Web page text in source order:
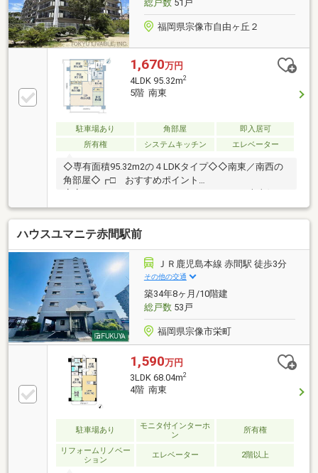
替え先を探しながら、ご自宅の売却が並行して行えま
す！・もちろん査定も無料です♪
総戸数51戸
福岡県宗像市自由ヶ丘２
1,670万円
4LDK 95.32m2
5階 南東
駐車場あり 角部屋
即入居可
所有権
システムキッチン エレベーター
◇専有面積95.32m2の４LDKタイプ◇◇南東／南西の
角部屋◇┏□ おすすめポイント
南西側にバルコニーがあります・６階建の５階部分に
位置し眺望・日当たり良好です・平置きの駐車場１台
分継承できます┏□ 周辺環境・立地環境
┗┻━━━━━━━━━━━━━━━━━・サニー森
林都市店(24時間営業)へ約520メートル・エフコープ自
由ヶ丘店へ約400メートル・宗像郵便局へ約420メート
ル・西日本シティ銀行へ約480メートル・自由ヶ丘小
学校へ約1450メートル町内会費住戸数:51戸
ハウスユマニテ赤間駅前
ＪＲ鹿児島本線 赤間駅 徒歩3分
その他の交通
築34年8ヶ月/10階建
総戸数53戸
福岡県宗像市栄町
1,590万円
3LDK 68.04m2
4階 南東
駐車場あり
モニタ付インターホ
ン
所有権
リフォームリノベー
ション
エレベーター 2階以上